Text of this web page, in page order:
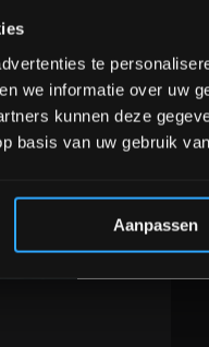
te
we informatie over uw
kunnen deze
basis van uw gebruik
Aanpassen
Overige